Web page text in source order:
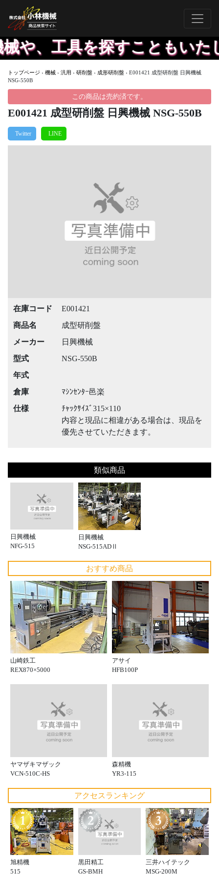
工具を探すこともいたし
トップページ › 機械 › 汎用 › 研削盤 › 成形研削盤 › E001421 成型研削盤 日興機械
NSG-550B
この商品は売約済です。
E001421 成型研削盤 日興機械 NSG-550B
在庫コード
E001421
商品名
成型研削盤
メーカー
日興機械
型式
NSG-550B
年式
倉庫
ﾏｼﾝｾﾝﾀｰ邑楽
仕様
ﾁｬｯｸｻｲｽﾞ315×110
内容と現品に相違がある場合は、現品を
優先させていただきます。
類似商品
日興機械
NFG-515
日興機械
NSG-515ADⅡ
おすすめ商品
山崎鉄工
REX870×5000
アサイ
HFB100P
ヤマザキマザック
VCN-510C-HS
森精機
YR3-115
アクセスランキング
旭精機
515
黒田精工
GS-BMH
三井ハイテック
MSG-200M